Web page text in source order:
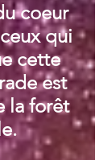
coeur
qui
cette
est
la forêt